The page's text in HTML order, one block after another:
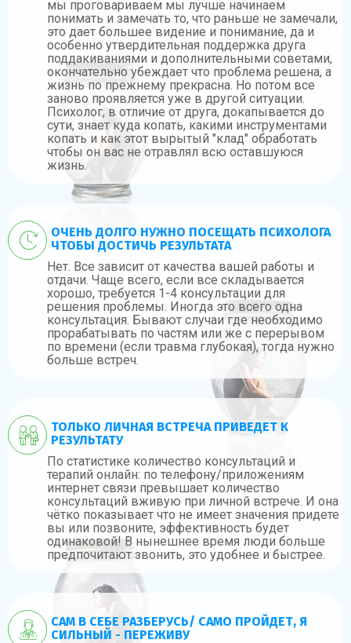
мы проговариваем мы лучше начинаем
понимать и замечать то, что раньше не замечали,
это дает большее видение и понимание, да и
особенно утвердительная поддержка друга
поддакиваниями и дополнительными советами,
окончательно убеждает что проблема решена, а
жизнь по прежнему прекрасна. Но потом все
заново проявляется уже в другой ситуации.
Психолог, в отличие от друга, докапывается до
сути, знает куда копать, какими инструментами
копать и как этот вырытый "клад" обработать
чтобы он вас не отравлял всю оставшуюся
жизнь.
ОЧЕНЬ ДОЛГО НУЖНО ПОСЕЩАТЬ ПСИХОЛОГА
ЧТОБЫ ДОСТИЧЬ РЕЗУЛЬТАТА
Нет. Все зависит от качества вашей работы и
отдачи. Чаще всего, если все складывается
хорошо, требуется 1-4 консультации для
решения проблемы. Иногда это всего одна
консультация. Бывают случаи где необходимо
прорабатывать по частям или же с перерывом
по времени (если травма глубокая), тогда нужно
больше встреч.
ТОЛЬКО ЛИЧНАЯ ВСТРЕЧА ПРИВЕДЕТ К
РЕЗУЛЬТАТУ
По статистике количество консультаций и
терапий онлайн: по телефону/приложениям
интернет связи превышает количество
консультаций вживую при личной встрече. И она
чётко показывает что не имеет значения придете
вы или позвоните, эффективность будет
одинаковой! В нынешнее время люди больше
предпочитают звонить, это удобнее и быстрее.
САМ В СЕБЕ РАЗБЕРУСЬ/ САМО ПРОЙДЕТ, Я
СИЛЬНЫЙ - ПЕРЕЖИВУ